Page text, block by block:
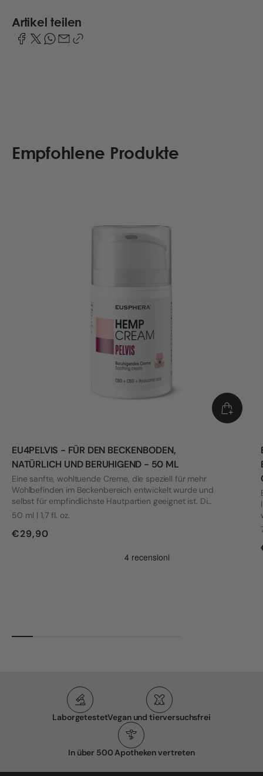
Artikel teilen
Empfohlene Produkte
EU4PELVIS - FÜR DEN BECKENBODEN,
NATÜRLICH UND BERUHIGEND - 50 ML
Eine sanfte, wohltuende Creme, die speziell für mehr
Wohlbefinden im Beckenbereich entwickelt wurde und
selbst für empfindlichste Hautpartien geeignet ist. Die
Formel wurde mit Blick auf die Bedürfnisse von Frauen
entwickelt.
50 ml | 1,7 fl. oz.
€29,90
LaborgetestetVegan und tierversuchsfrei
In über 500 Apotheken vertreten